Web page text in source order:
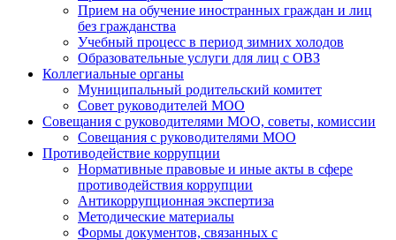
Прием на обучение иностранных граждан и лиц
без гражданства
Учебный процесс в период зимних холодов
Образовательные услуги для лиц с ОВЗ
Коллегиальные органы
Муниципальный родительский комитет
Совет руководителей МОО
Совещания с руководителями МОО, советы, комиссии
Совещания с руководителями МОО
Противодействие коррупции
Нормативные правовые и иные акты в сфере
противодействия коррупции
Антикоррупционная экспертиза
Методические материалы
Формы документов, связанных с